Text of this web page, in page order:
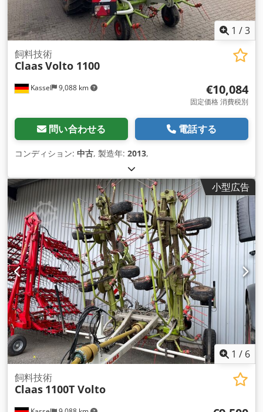
1 /3
Kassel 9,088 km
飼料技術
ClaasVolto 1100
€10,084
固定価格 消費税別
問い合わせる 電話する
コンディション: 中古, 製造年: 2013,
小型広告
1 / 6
飼料技術
Claas 1100T Volto